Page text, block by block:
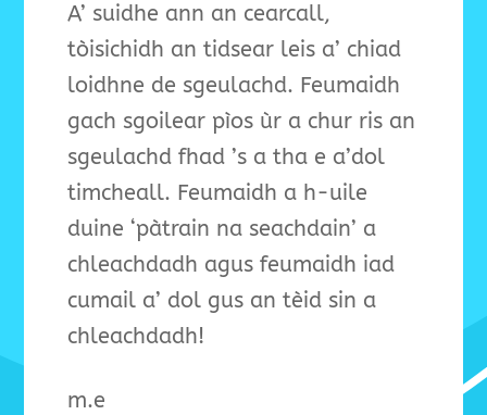
A’ suidhe ann an cearcall,
tòisichidh an tidsear leis a’ chiad
loidhne de sgeulachd. Feumaidh
gach sgoilear pìos ùr a chur ris an
sgeulachd fhad ’s a tha e a’dol
timcheall. Feumaidh a h-uile
duine ‘pàtrain na seachdain’ a
chleachdadh agus feumaidh iad
cumail a’ dol gus an tèid sin a
chleachdadh!
m.e